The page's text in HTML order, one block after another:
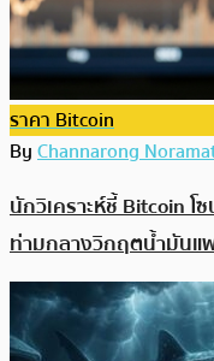
ราคา Bitcoin
ByChannarong
นักวิเคราะห์ชี้ Bitcoin โ
ท่ามกลางวิกฤตน้ำมันแ